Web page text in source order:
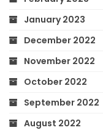
January 2023
December 2022
November 2022
October 2022
September 2022
August 2022